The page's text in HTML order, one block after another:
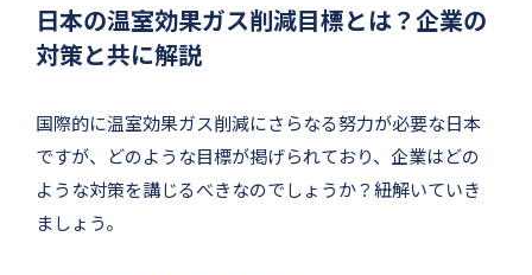
日本の温室効果ガス削減目標とは？企業の
対策と共に解説
国際的に温室効果ガス削減にさらなる努力が必要な日本
ですが、どのような目標が掲げられており、企業はどの
ような対策を講じるべきなのでしょうか？紐解いていき
ましょう。